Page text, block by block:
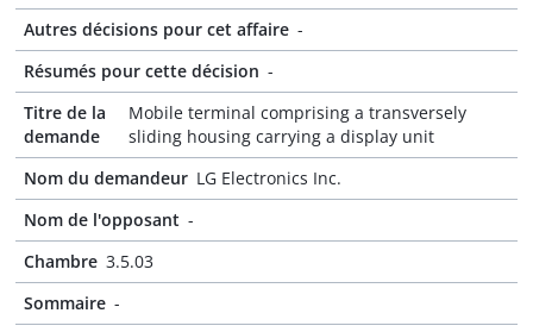
Autres décisions pour cet affaire -
Résumés pour cette décision -
Titre de la
demande
Mobile terminal comprising a transversely
sliding housing carrying a display unit
Nom du demandeur LG Electronics Inc.
Nom de l'opposant -
Chambre 3.5.03
Sommaire -